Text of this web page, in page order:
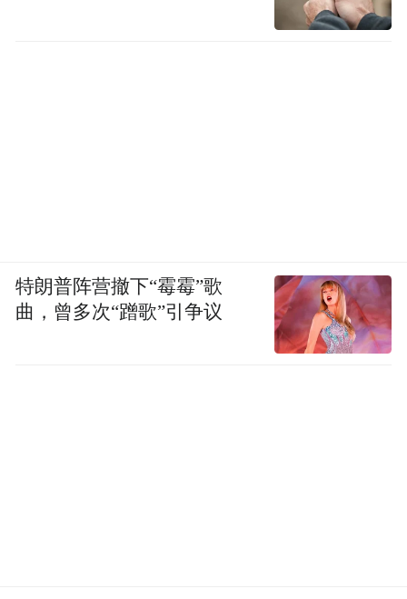
特朗普阵营撤下“霉霉”歌
曲，曾多次“蹭歌”引争议